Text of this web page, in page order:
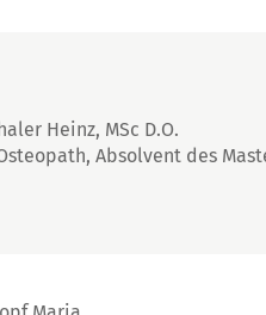
Heinz, MSc D.O.
Absolvent des